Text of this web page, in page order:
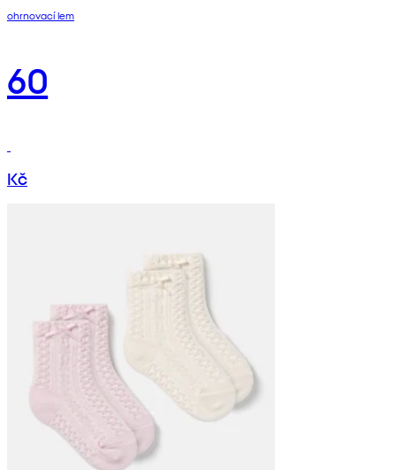
ohrnovací lem
60
Kč